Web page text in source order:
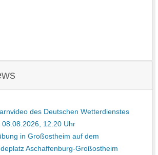
des Deutschen Wetterdienstes
08.08.2026, 12:20 Uhr
in Großostheim auf dem
Aschaffenburg-Großostheim